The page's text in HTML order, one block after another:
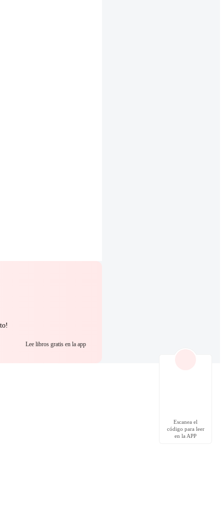
Lee libros gratis en la app
Escanea el
código para leer
en la APP